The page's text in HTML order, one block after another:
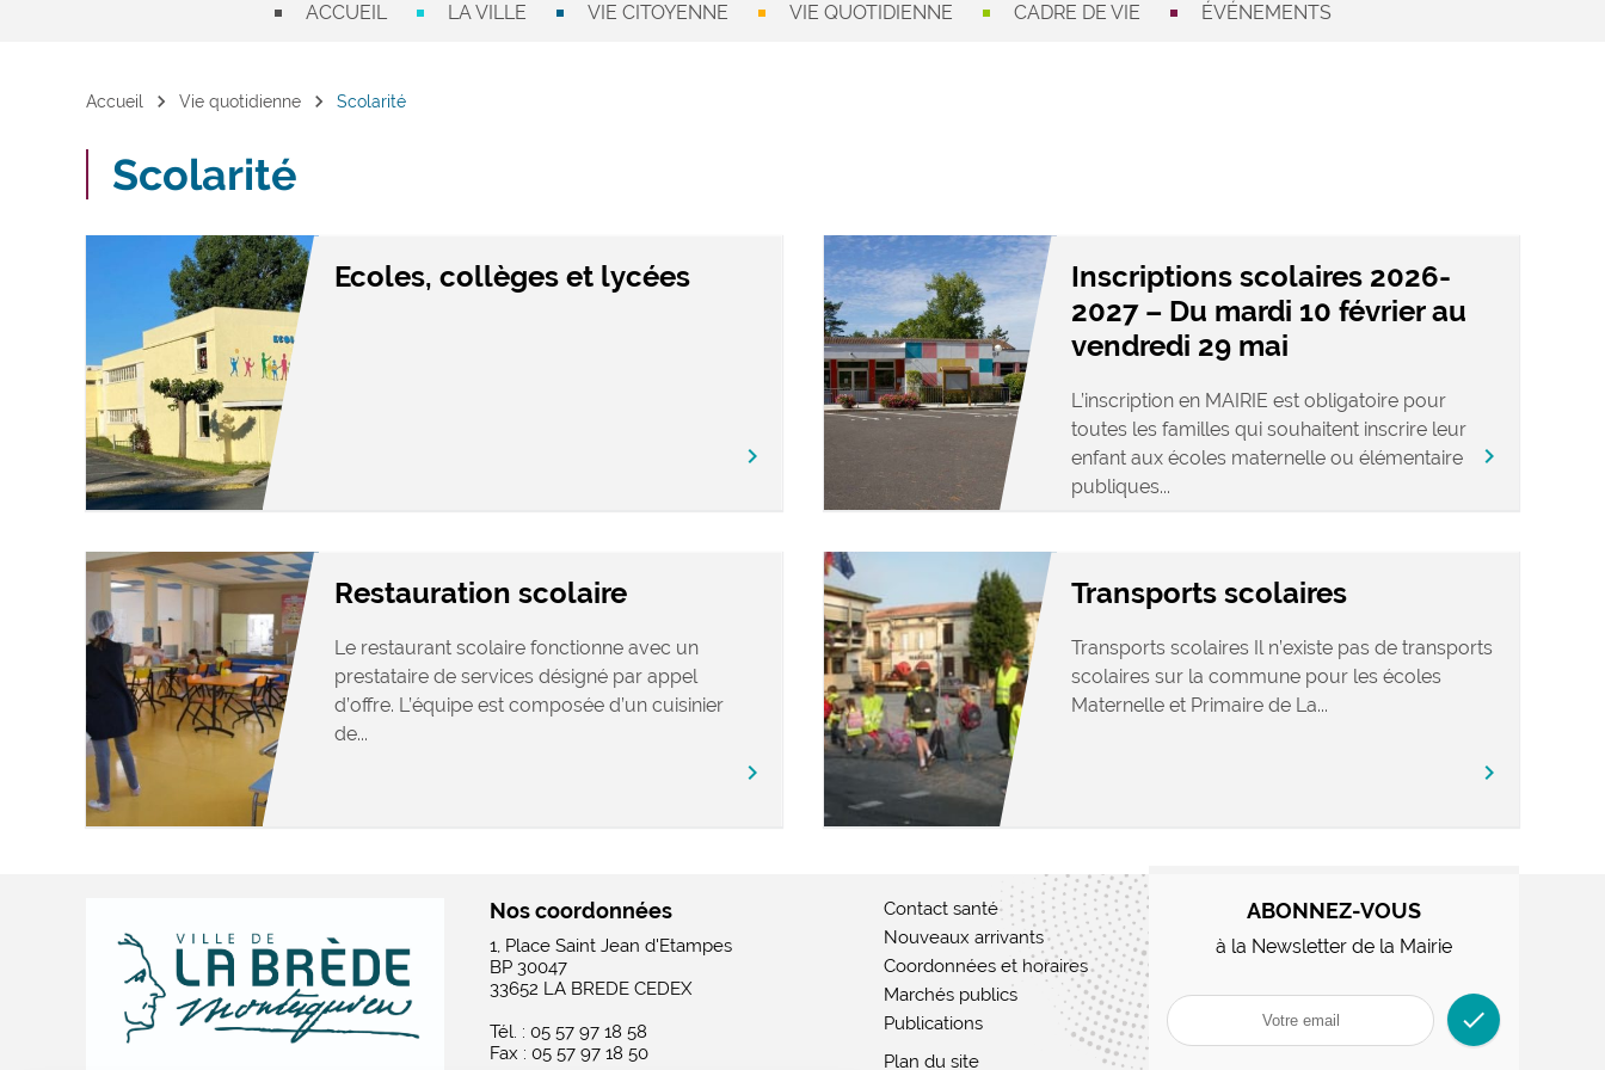
ACCUEIL LA VILLE VIE CITOYENNE VIE QUOTIDIENNE CADRE DE VIE ÉVÉNEMENTS
Accueil chevron_right Vie quotidienne chevron_right Scolarité
Scolarité
Ecoles, collèges et lycées
chevron_right
Inscriptions scolaires 2026-
2027 – Du mardi 10 février au
vendredi 29 mai
L’inscription en MAIRIE est obligatoire pour
toutes les familles qui souhaitent inscrire leur
enfant aux écoles maternelle ou élémentaire
publiques...
chevron_right
Restauration scolaire
Le restaurant scolaire fonctionne avec un
prestataire de services désigné par appel
d’offre. L’équipe est composée d’un cuisinier
de...
chevron_right
Transports scolaires
Transports scolaires Il n’existe pas de transports
scolaires sur la commune pour les écoles
Maternelle et Primaire de La...
chevron_right
Nos coordonnées
1, Place Saint Jean d'Etampes
BP 30047
33652 LA BREDE CEDEX
Tél. : 05 57 97 18 58
Fax : 05 57 97 18 50
Contact santé
Nouveaux arrivants
Coordonnées et horaires
Marchés publics
Publications
Plan du site
ABONNEZ-VOUS
à la Newsletter de la Mairie
check